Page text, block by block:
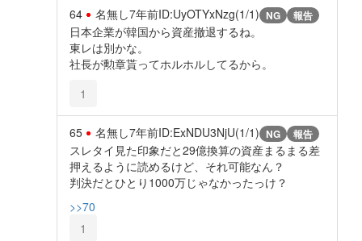
64 名無し7年前ID:UyOTYxNzg(1/1) NG 報告
日本企業が韓国から資産撤退するね。
東レは別かな。
社長が勲章貰ってホルホルしてるから。
1
65 名無し7年前ID:ExNDU3NjU(1/1) NG 報告
スレタイ見た印象だと29億換算の資産まるまる差
押えるように読めるけど、それ可能なん？
判決だとひとり1000万じゃなかったっけ？
>>70
1